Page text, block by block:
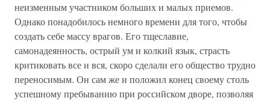
неизменным участником больших и малых приемов.
Однако понадобилось немного времени для того, чтобы
создать себе массу врагов. Его тщеславие,
самонадеянность, острый ум и колкий язык, страсть
критиковать все и вся, скоро сделали его общество трудно
переносимым. Он сам же и положил конец своему столь
успешному пребыванию при российском дворе, позволяя